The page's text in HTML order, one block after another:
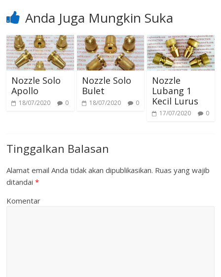
Anda Juga Mungkin Suka
Nozzle Solo
Apollo
18/07/2020 0
Nozzle Solo
Bulet
18/07/2020 0
Nozzle
Lubang 1
Kecil Lurus
17/07/2020 0
Tinggalkan Balasan
Alamat email Anda tidak akan dipublikasikan. Ruas yang wajib
ditandai*
Komentar